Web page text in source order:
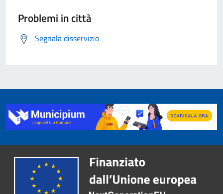
Problemi in città
Segnala disservizio